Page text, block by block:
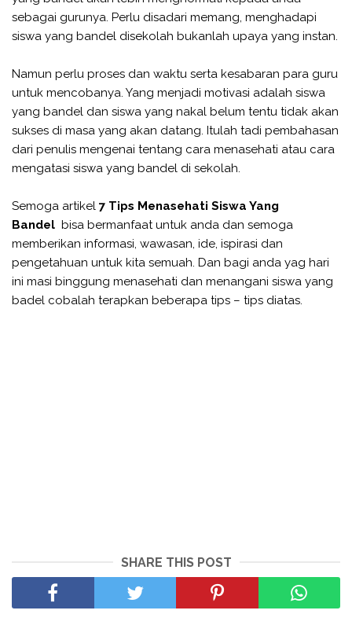
sebagai gurunya. Perlu disadari memang, menghadapi
siswa yang bandel disekolah bukanlah upaya yang instan.
Namun perlu proses dan waktu serta kesabaran para guru
untuk mencobanya. Yang menjadi motivasi adalah siswa
yang bandel dan siswa yang nakal belum tentu tidak akan
sukses di masa yang akan datang. Itulah tadi pembahasan
dari penulis mengenai tentang cara menasehati atau cara
mengatasi siswa yang bandel di sekolah.
Semoga artikel 7 Tips Menasehati Siswa Yang
Bandel bisa bermanfaat untuk anda dan semoga
memberikan informasi, wawasan, ide, ispirasi dan
pengetahuan untuk kita semuah. Dan bagi anda yag hari
ini masi binggung menasehati dan menangani siswa yang
badel cobalah terapkan beberapa tips – tips diatas.
SHARE THIS POST